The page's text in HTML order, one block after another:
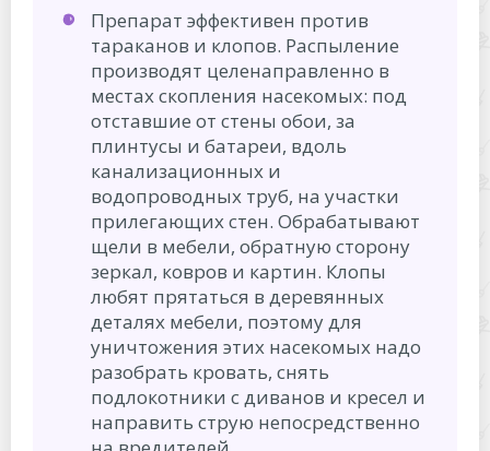
Препарат эффективен против
тараканов и клопов. Распыление
производят целенаправленно в
местах скопления насекомых: под
отставшие от стены обои, за
плинтусы и батареи, вдоль
канализационных и
водопроводных труб, на участки
прилегающих стен. Обрабатывают
щели в мебели, обратную сторону
зеркал, ковров и картин. Клопы
любят прятаться в деревянных
деталях мебели, поэтому для
уничтожения этих насекомых надо
разобрать кровать, снять
подлокотники с диванов и кресел и
направить струю непосредственно